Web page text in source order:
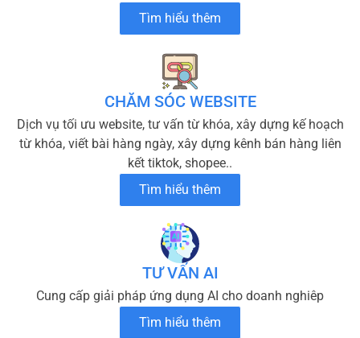
Tìm hiểu thêm
CHĂM SÓC WEBSITE
Dịch vụ tối ưu website, tư vấn từ khóa, xây dựng kế hoạch
từ khóa, viết bài hàng ngày, xây dựng kênh bán hàng liên
kết tiktok, shopee..
Tìm hiểu thêm
TƯ VẤN AI
Cung cấp giải pháp ứng dụng AI cho doanh nghiêp
Tìm hiểu thêm